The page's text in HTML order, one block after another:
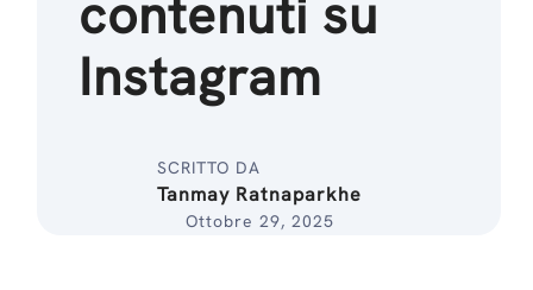
contenuti su
Instagram
SCRITTO DA
Tanmay Ratnaparkhe
Ottobre 29, 2025